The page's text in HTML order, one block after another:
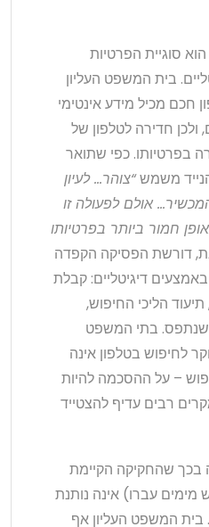
סוגיית הפרטיות
בית המשפט העליון
חכם מכיל מידע אינטימי
חדירה לטלפון של
בפרטיותו. כפי שתואר
משמש“צוהר… לעיון
אולם לפעולה זו
חמור ביותר בפרטיותו
דורשת הפסיקה הקפדה
דיגיטליים: קבלת
הליכי החיפוש,
שנתפס. בתי המשפט
לחיפוש בטלפון אינה
– על ההסכמה להיות
רבים עדיף להצטייד
בכך שהחקיקה הקיימת
מימים עברו) אינה נותנת
בית המשפט העליון אף